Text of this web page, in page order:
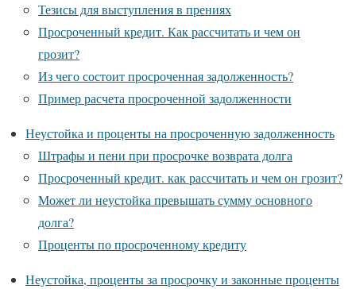
Тезисы для выступления в прениях
Просроченный кредит. Как рассчитать и чем он
грозит?
Из чего состоит просроченная задолженность?
Пример расчета просроченной задолженности
Неустойка и проценты на просроченную задолженность
Штрафы и пени при просрочке возврата долга
Просроченный кредит. как рассчитать и чем он грозит?
Может ли неустойка превышать сумму основного
долга?
Проценты по просроченному кредиту
Неустойка, проценты за просрочку и законные проценты